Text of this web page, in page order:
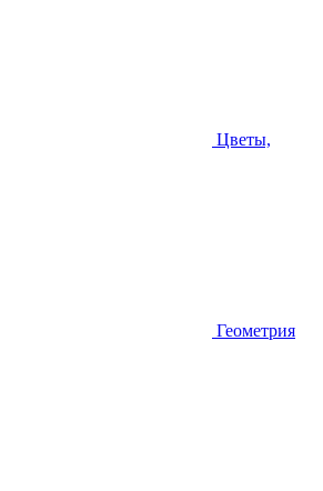
Цветы,
Геометрия